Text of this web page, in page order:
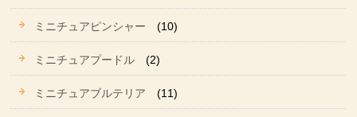
ミニチュアピンシャー (10)
ミニチュアプードル (2)
ミニチュアブルテリア (11)